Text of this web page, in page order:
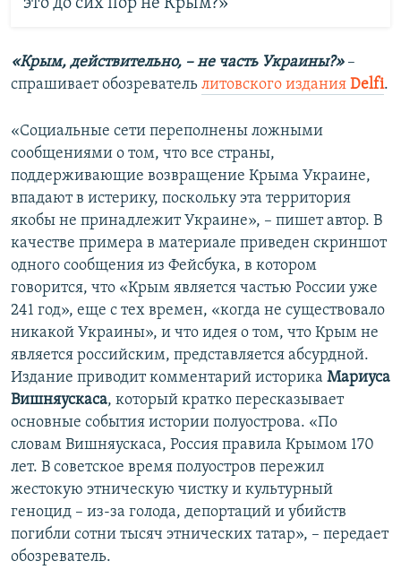
«Крым, действительно, – не часть Украины?»–
спрашивает обозреватель литовского издания Delfi.
«Социальные сети переполнены ложными
сообщениями о том, что все страны,
поддерживающие возвращение Крыма Украине,
впадают в истерику, поскольку эта территория
якобы не принадлежит Украине», – пишет автор. В
качестве примера в материале приведен скриншот
одного сообщения из Фейсбука, в котором
говорится, что «Крым является частью России уже
241 год», еще с тех времен, «когда не существовало
никакой Украины», и что идея о том, что Крым не
является российским, представляется абсурдной.
Издание приводит комментарий историка Мариуса
Вишняускаса, который кратко пересказывает
основные события истории полуострова. «По
словам Вишняускаса, Россия правила Крымом 170
лет. В советское время полуостров пережил
жестокую этническую чистку и культурный
геноцид – из-за голода, депортаций и убийств
погибли сотни тысяч этнических татар», – передает
обозреватель.